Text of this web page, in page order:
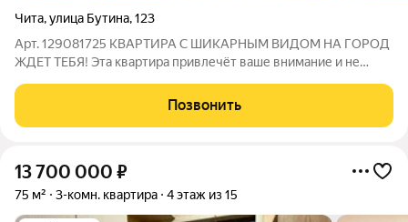
Чита,улица Бутина,123
Арт. 129081725 КВАРТИРА С ШИКАРНЫМ ВИДОМ НА ГОРОД
ЖДЕТ ТЕБЯ! Эта квартира привлечёт ваше внимание и не
объявление в Избранное, чтобы в будущем Вы могли его
быстро и легко найти! УНИКАЛЬНОЕ ПРЕДЛОЖЕНИЕ
Позвонить
13 700 000 ₽
75 м² 3-комн. квартира 4 этаж из 15